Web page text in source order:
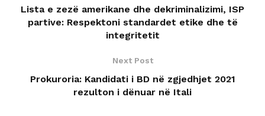
Lista e zezë amerikane dhe dekriminalizimi, ISP
partive: Respektoni standardet etike dhe të
integritetit
Next Post
Prokuroria: Kandidati i BD në zgjedhjet 2021
rezulton i dënuar në Itali